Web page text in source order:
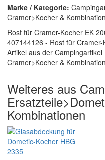
Marke / Kategorie:
Cramer>Kocher &
Rost für Cramer-Kocher EK
407144126 - Rost für
Artikel aus der
Cramer>Kocher &
Weiteres aus
Kombinationen